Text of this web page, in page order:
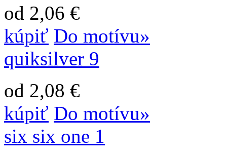
od 2,06 €
kúpiť Do motívu»
quiksilver 9
od 2,08 €
kúpiť Do motívu»
six six one 1